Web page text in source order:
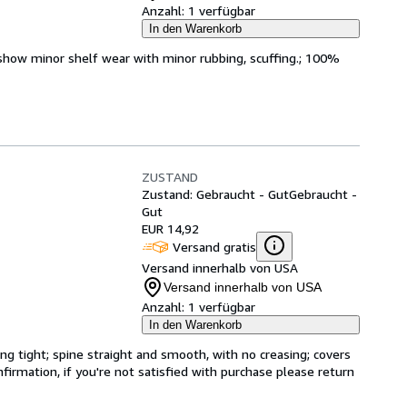
Anzahl: 1 verfügbar
In den Warenkorb
minor shelf wear with minor rubbing, scuffing.; 100%
ZUSTAND
Zustand: Gebraucht - GutGebraucht -
Gut
EUR 14,92
Versand gratis
Versand innerhalb von USA
Versand innerhalb von USA
Anzahl: 1 verfügbar
In den Warenkorb
tight; spine straight and smooth, with no creasing; covers
if you're not satisfied with purchase please return